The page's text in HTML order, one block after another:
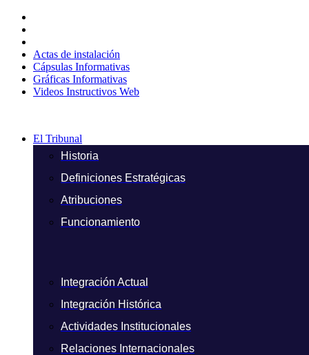
contenido
Actas de instalación
Cápsulas Informativas
Gráficas Informativas
Videos Instructivos Web
El Tribunal
Historia
Definiciones Estratégicas
Atribuciones
Funcionamiento
Integración Actual
Integración Histórica
Actividades Institucionales
Relaciones Internacionales